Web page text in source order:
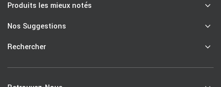
Produits les mieux notés
Nos Suggestions
Rechercher